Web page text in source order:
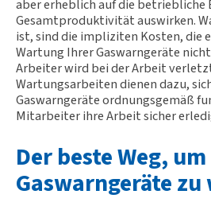
aber erheblich auf die betriebliche
Gesamtproduktivität auswirken.
ist, sind die impliziten Kosten, die
Wartung Ihrer Gaswarngeräte
Arbeiter wird bei der Arbeit
Wartungsarbeiten dienen dazu,
Gaswarngeräte ordnungsgemäß
Mitarbeiter ihre Arbeit sicher
Der beste Weg,
Gaswarngeräte